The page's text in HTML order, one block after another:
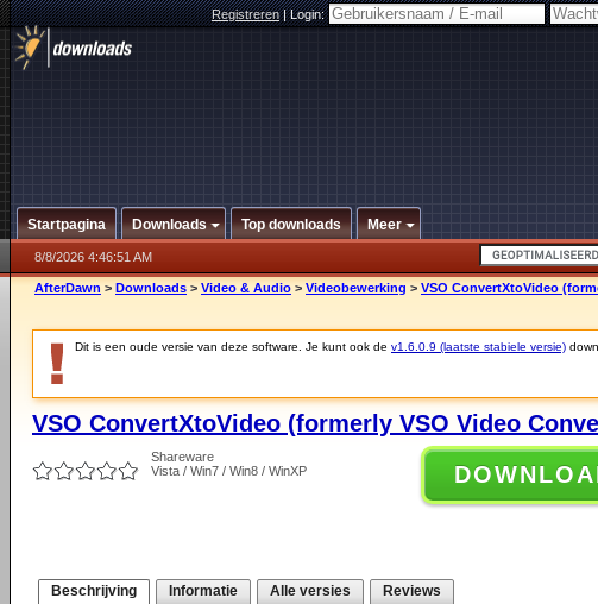
Registreren|Login:
Startpagina Downloads Top downloads Meer
8/8/2026 4:46:51 AM
AfterDawn > Downloads > Video & Audio > Videobewerking > VSO ConvertXtoVideo
Dit is een oude versie van deze software. Je kunt ook de v1.6.0.9 (laatste stabiele versie)
VSO ConvertXtoVideo (formerly VSO Video
Shareware
Vista / Win7 / Win8 / WinXP
Beschrijving Informatie Alle versies Reviews